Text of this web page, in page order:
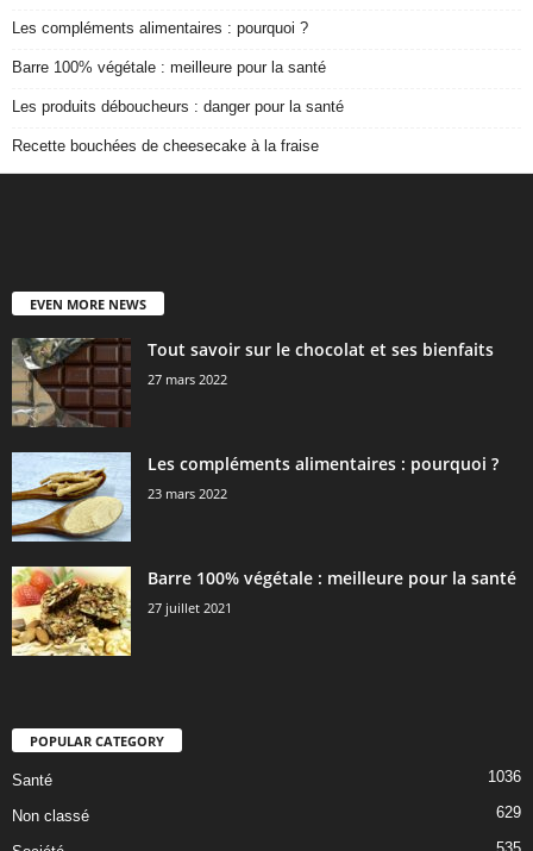
Les compléments alimentaires : pourquoi ?
Barre 100% végétale : meilleure pour la santé
Les produits déboucheurs : danger pour la santé
Recette bouchées de cheesecake à la fraise
EVEN MORE NEWS
Tout savoir sur le chocolat et ses bienfaits
27 mars 2022
Les compléments alimentaires : pourquoi ?
23 mars 2022
Barre 100% végétale : meilleure pour la santé
27 juillet 2021
POPULAR CATEGORY
Santé 1036
Non classé 629